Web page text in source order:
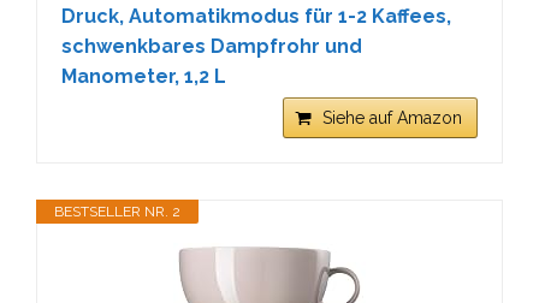
Druck, Automatikmodus für 1-2 Kaffees,
schwenkbares Dampfrohr und
Manometer, 1,2 L
Siehe auf Amazon
BESTSELLER NR. 2